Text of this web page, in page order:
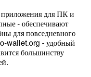
для ПК и
- обеспечивают
для повседневного
wallet.org - удобный
большинству